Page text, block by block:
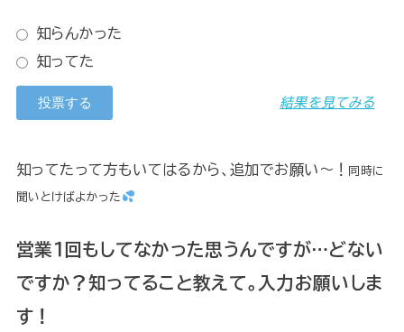
知らんかった
知ってた
結果を見てみる
知ってたって方もいてはるから、追加でお願い～！ 同時に
聞いとけばよかった
営業１回もしてなかった思うんですが…どない
ですか？知ってること教えて。入力お願いしま
す！